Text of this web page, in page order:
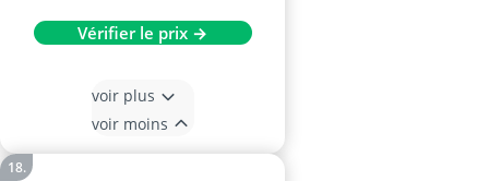
Vérifier le prix →
voir plus
voir moins